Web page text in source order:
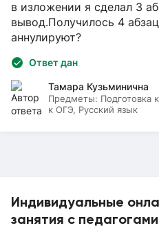
Индивидуальные
занятия с педагогами
в изложении я сделал 3
вывод.Получилось 4
аннулируют?
Ответ дан
Тамара Кузьминична
Предметы: Подготовка
к ОГЭ, Русский язык